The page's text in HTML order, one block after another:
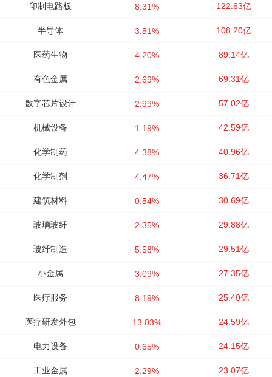
印制电路板 8.31% 122.63亿
半导体 3.51% 108.20亿
医药生物 4.20% 89.14亿
有色金属 2.69% 69.31亿
数字芯片设计 2.99% 57.02亿
机械设备 1.19% 42.59亿
化学制药 4.38% 40.96亿
化学制剂 4.47% 36.71亿
建筑材料 0.54% 30.69亿
玻璃玻纤 2.35% 29.88亿
玻纤制造 5.58% 29.51亿
小金属 3.09% 27.35亿
医疗服务 8.19% 25.40亿
医疗研发外包 13.03% 24.59亿
电力设备 0.65% 24.15亿
工业金属 2.29% 23.07亿